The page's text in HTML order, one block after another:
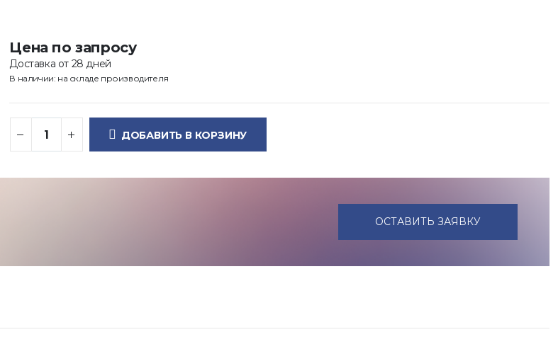
Цена по запросу
Доставка от 28 дней
В наличии: на складе производителя
ДОБАВИТЬ В КОРЗИНУ
ОСТАВИТЬ ЗАЯВКУ